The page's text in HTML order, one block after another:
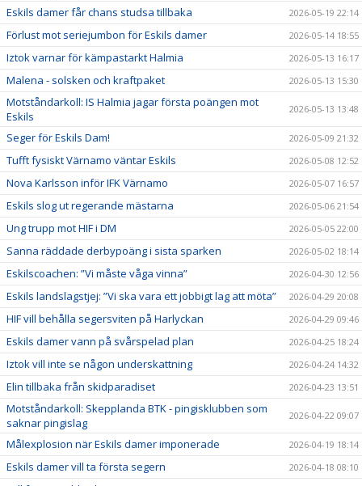
Eskils damer får chans studsa tillbaka 2026-05-19 22:14
Förlust mot seriejumbon för Eskils damer 2026-05-14 18:55
Iztok varnar för kämpastarkt Halmia 2026-05-13 16:17
Malena - solsken och kraftpaket 2026-05-13 15:30
Motståndarkoll: IS Halmia jagar första poängen mot
Eskils
2026-05-13 13:48
Seger för Eskils Dam! 2026-05-09 21:32
Tufft fysiskt Värnamo väntar Eskils 2026-05-08 12:52
Nova Karlsson inför IFK Värnamo 2026-05-07 16:57
Eskils slog ut regerande mästarna 2026-05-06 21:54
Ung trupp mot HIF i DM 2026-05-05 22:00
Sanna räddade derbypoäng i sista sparken 2026-05-02 18:14
Eskilscoachen: ”Vi måste våga vinna” 2026-04-30 12:56
Eskils landslagstjej: ”Vi ska vara ett jobbigt lag att möta” 2026-04-29 20:08
HIF vill behålla segersviten på Harlyckan 2026-04-29 09:46
Eskils damer vann på svårspelad plan 2026-04-25 18:24
Iztok vill inte se någon underskattning 2026-04-24 14:32
Elin tillbaka från skidparadiset 2026-04-23 13:51
Motståndarkoll: Skepplanda BTK - pingisklubben som
saknar pingislag
2026-04-22 09:07
Målexplosion när Eskils damer imponerade 2026-04-19 18:14
Eskils damer vill ta första segern 2026-04-18 08:10